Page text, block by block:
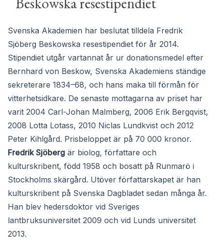
Svenska Akademien har beslutat tilldela Fredrik
Sjöberg Beskowska resestipendiet för år 2014.
Stipendiet utgår vartannat år ur donationsmedel efter
Bernhard von Beskow, Svenska Akademiens ständige
sekreterare 1834–68, och hans maka till förmån för
vitterhetsidkare. De senaste mottagarna av priset har
varit 2004 Carl-Johan Malmberg, 2006 Erik Bergqvist,
2008 Lotta Lotass, 2010 Niclas Lundkvist och 2012
Peter Kihlgård. Prisbeloppet är på 70 000 kronor.
Fredrik Sjöberg är biolog, författare och
kulturskribent, född 1958 och bosatt på Runmarö i
Stockholms skärgård. Utöver författarskapet är han
kulturskribent på Svenska Dagbladet sedan många år.
Han blev hedersdoktor vid Sveriges
lantbruksuniversitet 2009 och vid Lunds universitet
2013.